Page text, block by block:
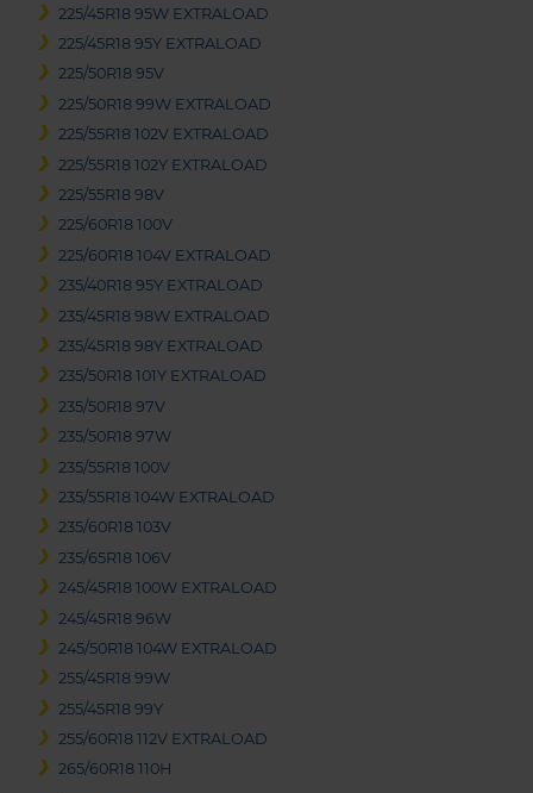
225/45R18 95W EXTRALOAD
225/45R18 95Y EXTRALOAD
225/50R18 95V
225/50R18 99W EXTRALOAD
225/55R18 102V EXTRALOAD
225/55R18 102Y EXTRALOAD
225/55R18 98V
225/60R18 100V
225/60R18 104V EXTRALOAD
235/40R18 95Y EXTRALOAD
235/45R18 98W EXTRALOAD
235/45R18 98Y EXTRALOAD
235/50R18 101Y EXTRALOAD
235/50R18 97V
235/50R18 97W
235/55R18 100V
235/55R18 104W EXTRALOAD
235/60R18 103V
235/65R18 106V
245/45R18 100W EXTRALOAD
245/45R18 96W
245/50R18 104W EXTRALOAD
255/45R18 99W
255/45R18 99Y
255/60R18 112V EXTRALOAD
265/60R18 110H